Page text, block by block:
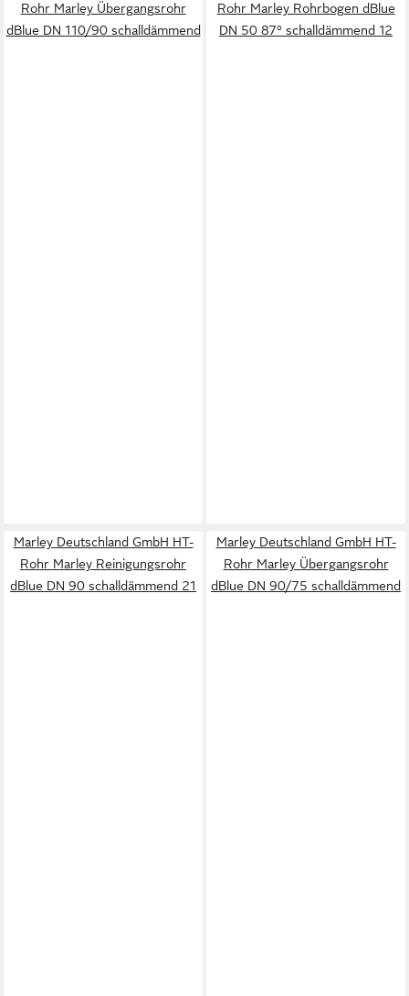
Rohr Marley Übergangsrohr
dBlue DN 110/90 schalldämmend
Rohr Marley Rohrbogen dBlue
DN 50 87° schalldämmend 12
Marley Deutschland GmbH HT-
Rohr Marley Reinigungsrohr
dBlue DN 90 schalldämmend 21
Marley Deutschland GmbH HT-
Rohr Marley Übergangsrohr
dBlue DN 90/75 schalldämmend